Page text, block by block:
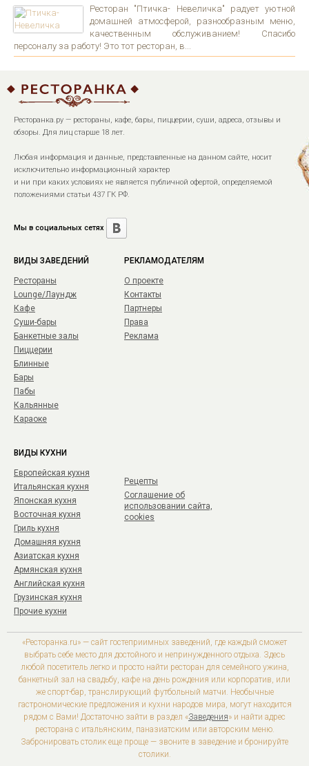
Ресторан "Птичка- Невеличка" радует уютной
домашней атмосферой, разнообразным меню,
качественным обслуживанием! Спасибо
персоналу за работу! Это тот ресторан, в...
Ресторанка.ру — рестораны, кафе, бары, пиццерии, суши, адреса, отзывы и
обзоры. Для лиц старше 18 лет.
Любая информация и данные, представленные на данном сайте, носит
исключительно информационный характер
и ни при каких условиях не является публичной офертой, определяемой
положениями статьи 437 ГК РФ.
Мы в социальных сетях
ВИДЫ ЗАВЕДЕНИЙ
Рестораны
Lounge/Лаундж
Кафе
Суши-бары
Банкетные залы
Пиццерии
Блинные
Бары
Пабы
Кальянные
Караоке
РЕКЛАМОДАТЕЛЯМ
О проекте
Контакты
Партнеры
Права
Реклама
ВИДЫ КУХНИ
Европейская кухня
Итальянская кухня
Японская кухня
Восточная кухня
Гриль кухня
Домашняя кухня
Азиатская кухня
Армянская кухня
Английская кухня
Грузинская кухня
Прочие кухни
Рецепты
Соглашение об
использовании сайта,
cookies
«Ресторанка.ru» — сайт гостеприимных заведений, где каждый сможет
выбрать себе место для достойного и непринужденного отдыха. Здесь
любой посетитель легко и просто найти ресторан для семейного ужина,
банкетный зал на свадьбу, кафе на день рождения или корпоратив, или
же спорт-бар, транслирующий футбольный матчи. Необычные
гастрономические предложения и кухни народов мира, могут находится
рядом с Вами! Достаточно зайти в раздел «Заведения» и найти адрес
ресторана с итальянским, паназиатским или авторским меню.
Забронировать столик еще проще — звоните в заведение и бронируйте
столики.